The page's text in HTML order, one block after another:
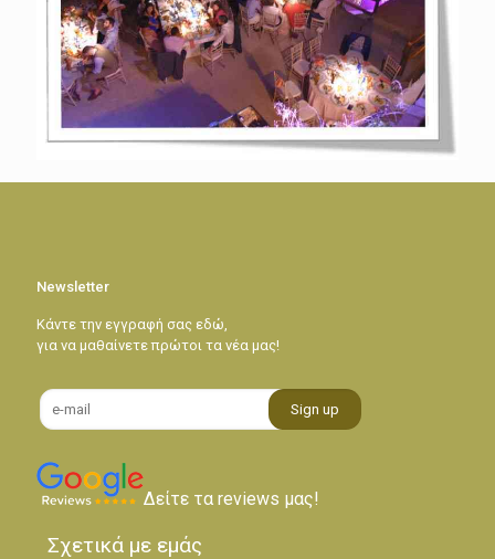
Newsletter
Κάντε την εγγραφή σας εδώ,
για να μαθαίνετε πρώτοι τα νέα μας!
Δείτε τα reviews μας!
Σχετικά με εμάς